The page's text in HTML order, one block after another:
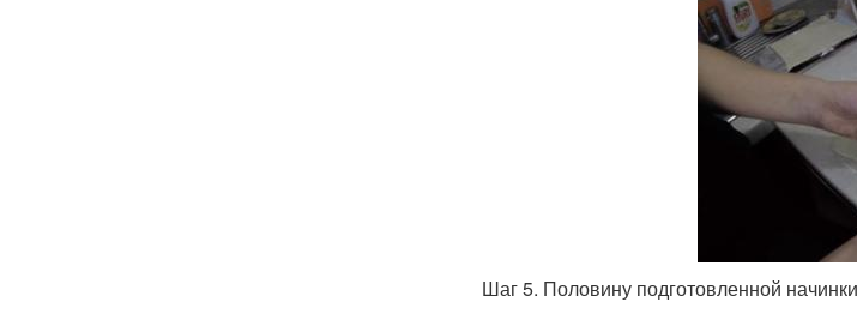
Шаг 5. Половину подготовленной